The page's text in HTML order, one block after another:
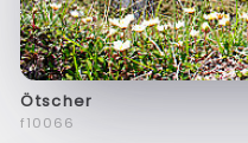
Ötscher
f10066